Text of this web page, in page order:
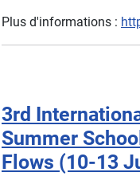
Plus d'informations :
3rd
Summer
Flows (10-13